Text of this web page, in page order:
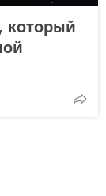
который